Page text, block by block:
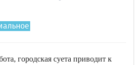
городская суета приводит к